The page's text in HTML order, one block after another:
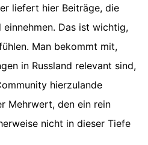
liefert hier Beiträge, die
Das ist wichtig,
Man bekommt mit,
in Russland relevant sind,
hierzulande
Mehrwert, den ein rein
nicht in dieser Tiefe